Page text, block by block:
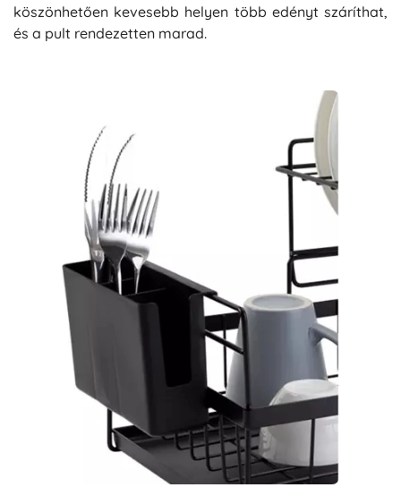
köszönhetően kevesebb helyen több edényt száríthat,
és a pult rendezetten marad.